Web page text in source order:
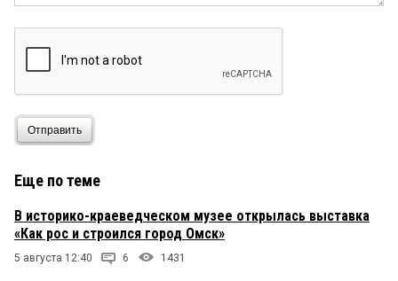
Отправить
Еще по теме
В историко-краеведческом музее открылась выставка
«Как рос и строился город Омск»
5 августа 12:40 6 1431